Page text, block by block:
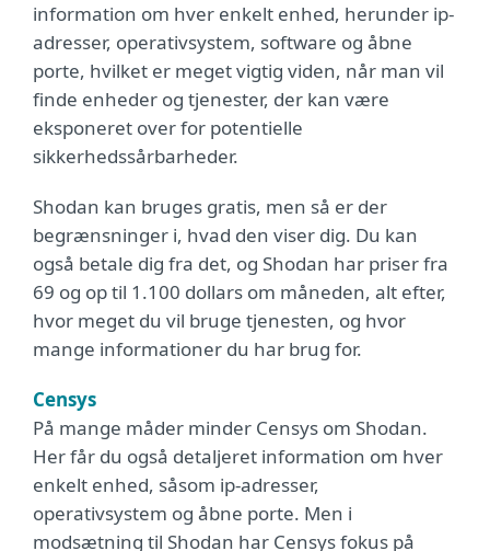
information om hver enkelt enhed, herunder ip-
adresser, operativsystem, software og åbne
porte, hvilket er meget vigtig viden, når man vil
finde enheder og tjenester, der kan være
eksponeret over for potentielle
sikkerhedssårbarheder.
Shodan kan bruges gratis, men så er der
begrænsninger i, hvad den viser dig. Du kan
også betale dig fra det, og Shodan har priser fra
69 og op til 1.100 dollars om måneden, alt efter,
hvor meget du vil bruge tjenesten, og hvor
mange informationer du har brug for.
Censys
På mange måder minder Censys om Shodan.
Her får du også detaljeret information om hver
enkelt enhed, såsom ip-adresser,
operativsystem og åbne porte. Men i
modsætning til Shodan har Censys fokus på